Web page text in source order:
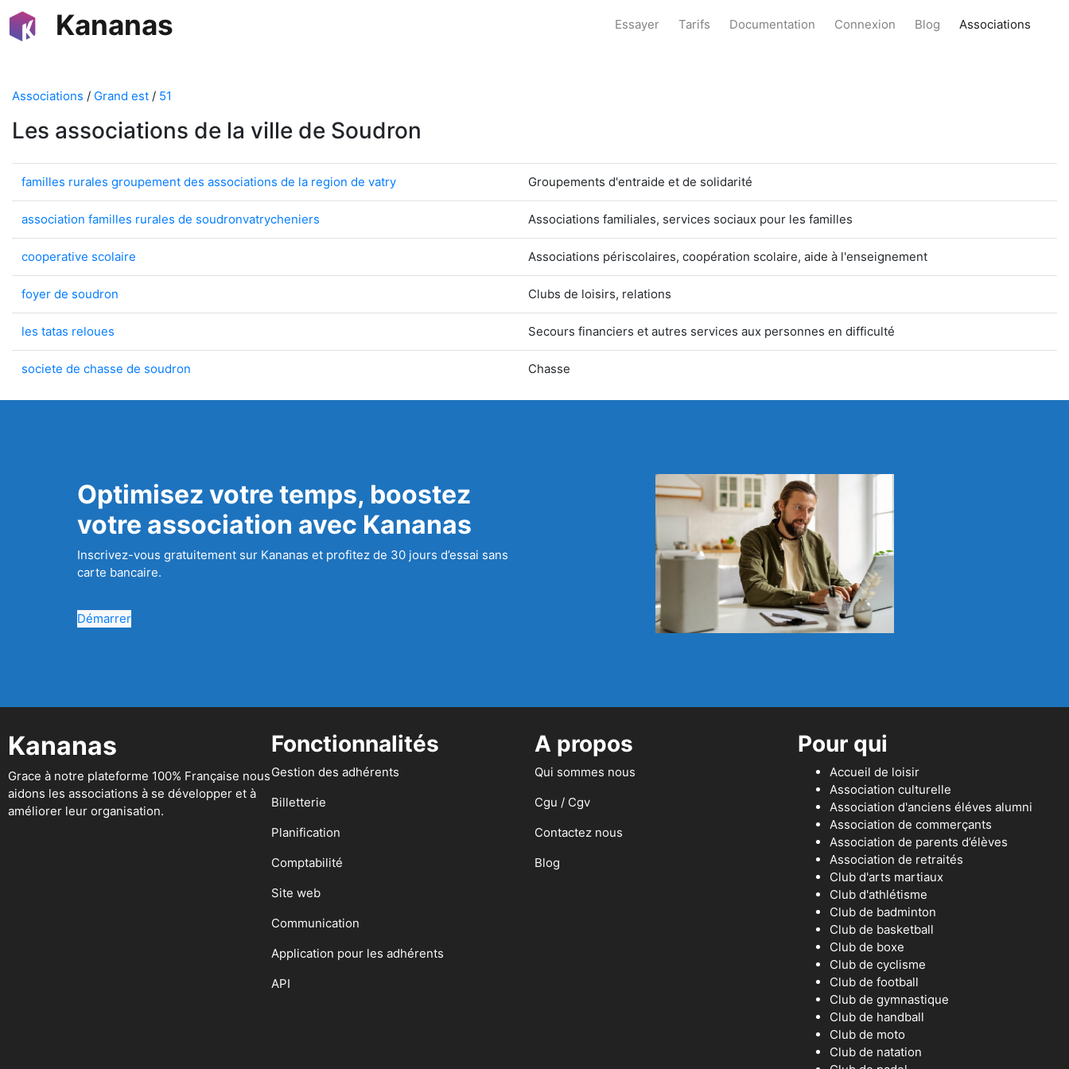
Kananas Essayer Tarifs Documentation Connexion Blog Associations
Associations / Grand est / 51
Les associations de la ville de Soudron
familles rurales groupement des associations de la region de vatry Groupements d'entraide et de solidarité
association familles rurales de soudronvatrycheniers Associations familiales, services sociaux pour les familles
cooperative scolaire Associations périscolaires, coopération scolaire, aide à l'enseignement
foyer de soudron Clubs de loisirs, relations
les tatas reloues Secours financiers et autres services aux personnes en difficulté
societe de chasse de soudron Chasse
Optimisez votre temps, boostez
votre association avec Kananas
Inscrivez-vous gratuitement sur Kananas et profitez de 30 jours d’essai sans
carte bancaire.
Démarrer
Kananas
Grace à notre plateforme 100% Française nous
aidons les associations à se développer et à
améliorer leur organisation.
Fonctionnalités
Gestion des adhérents
Billetterie
Planification
Comptabilité
Site web
Communication
Application pour les adhérents
API
A propos
Qui sommes nous
Cgu / Cgv
Contactez nous
Blog
Pour qui
Accueil de loisir
Association culturelle
Association d'anciens éléves alumni
Association de commerçants
Association de parents d’élèves
Association de retraités
Club d'arts martiaux
Club d'athlétisme
Club de badminton
Club de basketball
Club de boxe
Club de cyclisme
Club de football
Club de gymnastique
Club de handball
Club de moto
Club de natation